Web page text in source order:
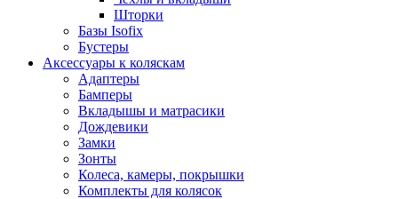
Шторки
Базы Isofix
Бустеры
Аксессуары к коляскам
Адаптеры
Бамперы
Вкладышы и матрасики
Дождевики
Замки
Зонты
Колеса, камеры, покрышки
Комплекты для колясок